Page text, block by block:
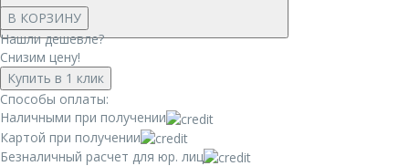
В КОРЗИНУ
Нашли дешевле?
Снизим цену!
Купить в 1 клик
Способы оплаты:
Наличными при получении
Картой при получении
Безналичный расчет для юр. лиц